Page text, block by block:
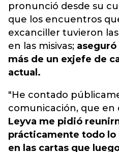
pronunció desde su
que los encuentros
excanciller tuvieron
en las misivas; aseguró
más de un exjefe de
actual.
"He contado
comunicación, que en
Leyva me pidió
prácticamente todo
en las cartas que